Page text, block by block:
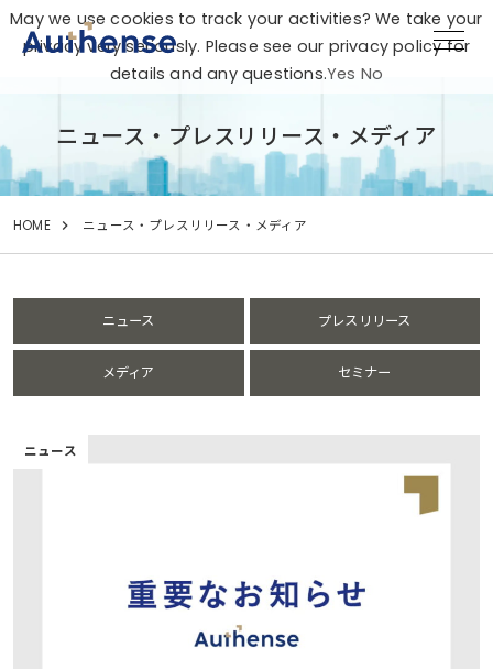
ニュース・プレスリリース・メディア
HOME ニュース・プレスリリース・メディア
ニュース プレスリリース
メディア セミナー
ニュース
May we use cookies to track your activities? We take your
privacy very seriously. Please see our privacy policy for
details and any questions.Yes No